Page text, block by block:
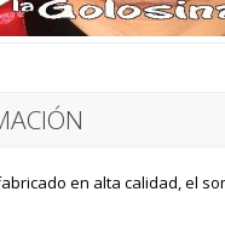
en alta calidad, el